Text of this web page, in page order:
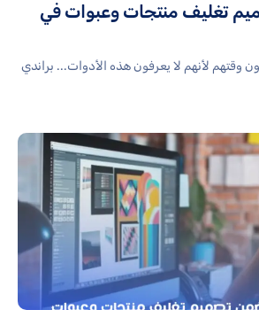
تغليف منتجات وعبوات في
وقتهم لأنهم لا يعرفون هذه الأدوات... براندي